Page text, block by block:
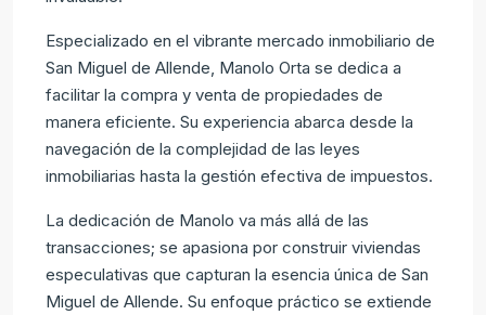
Especializado en el vibrante mercado inmobiliario de
San Miguel de Allende, Manolo Orta se dedica a
facilitar la compra y venta de propiedades de
manera eficiente. Su experiencia abarca desde la
navegación de la complejidad de las leyes
inmobiliarias hasta la gestión efectiva de impuestos.
La dedicación de Manolo va más allá de las
transacciones; se apasiona por construir viviendas
especulativas que capturan la esencia única de San
Miguel de Allende. Su enfoque práctico se extiende